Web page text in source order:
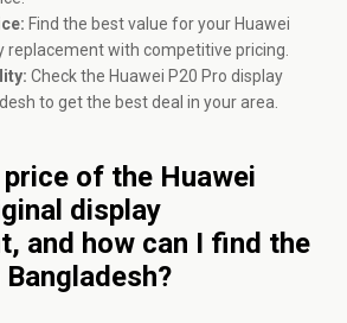
Find the best value for your Huawei
replacement with competitive pricing.
Check the Huawei P20 Pro display
to get the best deal in your area.
of the Huawei
display
and how can I find the